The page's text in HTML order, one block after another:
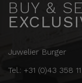
BUY &
Juwelier Burger
Tel.: +31 (0)43 358